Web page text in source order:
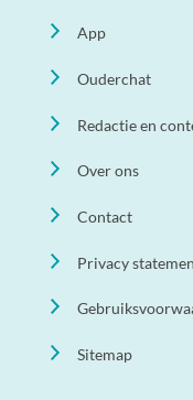
App
Ouderchat
Redactie en
Over ons
Contact
Privacy
Sitemap